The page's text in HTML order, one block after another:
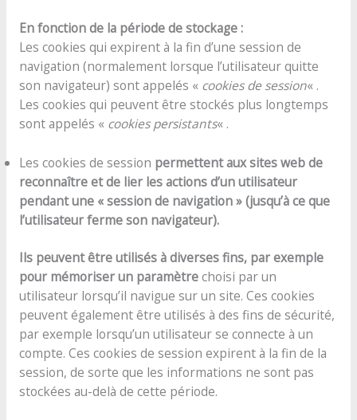
En fonction de la période de stockage :
Les cookies qui expirent à la fin d’une session de
navigation (normalement lorsque l’utilisateur quitte
son navigateur) sont appelés « cookies de session« .
Les cookies qui peuvent être stockés plus longtemps
sont appelés « cookies persistants« .
Les cookies de session permettent aux sites web de
reconnaître et de lier les actions d’un utilisateur
pendant une « session de navigation » (jusqu’à ce que
l’utilisateur ferme son navigateur).
Ils peuvent être utilisés à diverses fins, par exemple
pour mémoriser un paramètrechoisi par un
utilisateur lorsqu’il navigue sur un site. Ces cookies
peuvent également être utilisés à des fins de sécurité,
par exemple lorsqu’un utilisateur se connecte à un
compte. Ces cookies de session expirent à la fin de la
session, de sorte que les informations ne sont pas
stockées au-delà de cette période.